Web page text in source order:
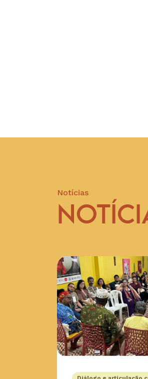
Notícias